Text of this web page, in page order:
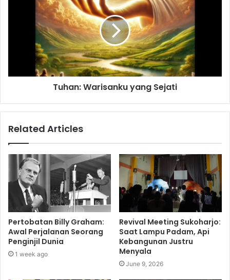
Tuhan: Warisanku yang Sejati
Related Articles
Pertobatan Billy Graham:
Awal Perjalanan Seorang
Penginjil Dunia
1 week ago
Revival Meeting Sukoharjo:
Saat Lampu Padam, Api
Kebangunan Justru
Menyala
June 9, 2026